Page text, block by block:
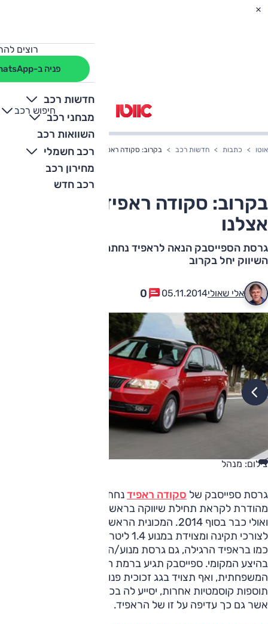
רוצים
פניה ב-WhatsApp
חדשות רכב
מבחני רכב
השוואות רכב
רכב חשמלי
מחירון רכב
רכב חדש
חיפוש רכב
+
-
אוטו כתבות חדשות רכב בקרוב: סקודה ראפיד ספייסבק אצלנו
בקרוב: סקודה ראפיד ספייסבק
אצלנו
גרסת הספייסבק הנאה לראפיד נחתה כאן לצורכי תקינה.
השיווק יחל בקרוב
אלי שאולי05.11.2014
0
צילום: מנהל
גרסת ספייסבק של סקודה ראפידנחתה בארץ במהדורה
ואולי כבר בסוף 2014. המכונית הראשונה שנחתה כאן הגיעה
כמו בראפיד הרגילה, גם גרסת מנוע/הילוכים זו תהיה החשובה
בהיצע המקומי. ספייסבק תגיע ברמת הידור גבוהה ביחס לאחותה
המשפחתית, ואף תצויד בגג זכוכית פנורמי. פריט זה, יחד עם
תוספות קוסמטיות אחרות, יסייע לה בכל מה שקשור להופעה,
אשר גם כך עדיפה על זו של הראפיד.